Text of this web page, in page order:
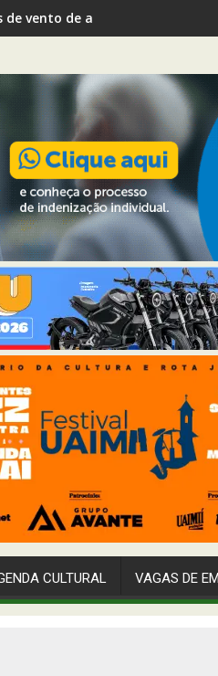
vento de até 80 km/h em
CULTURAL VAGAS DE